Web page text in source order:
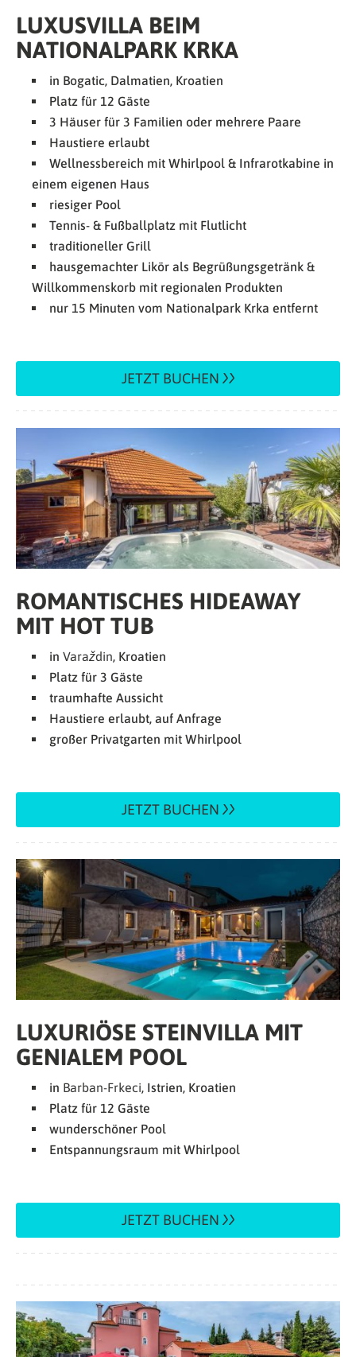
LUXUSVILLA BEIM
NATIONALPARK KRKA
in Bogatic, Dalmatien, Kroatien
Platz für 12 Gäste
3 Häuser für 3 Familien oder mehrere Paare
Haustiere erlaubt
Wellnessbereich mit Whirlpool & Infrarotkabine in
einem eigenen Haus
riesiger Pool
Tennis- & Fußballplatz mit Flutlicht
traditioneller Grill
hausgemachter Likör als Begrüßungsgetränk &
Willkommenskorb mit regionalen Produkten
nur 15 Minuten vom Nationalpark Krka entfernt
JETZT BUCHEN
ROMANTISCHES HIDEAWAY
MIT HOT TUB
in Varaždin, Kroatien
Platz für 3 Gäste
traumhafte Aussicht
Haustiere erlaubt, auf Anfrage
großer Privatgarten mit Whirlpool
JETZT BUCHEN
LUXURIÖSE STEINVILLA MIT
GENIALEM POOL
in Barban-Frkeci, Istrien, Kroatien
Platz für 12 Gäste
wunderschöner Pool
Entspannungsraum mit Whirlpool
JETZT BUCHEN